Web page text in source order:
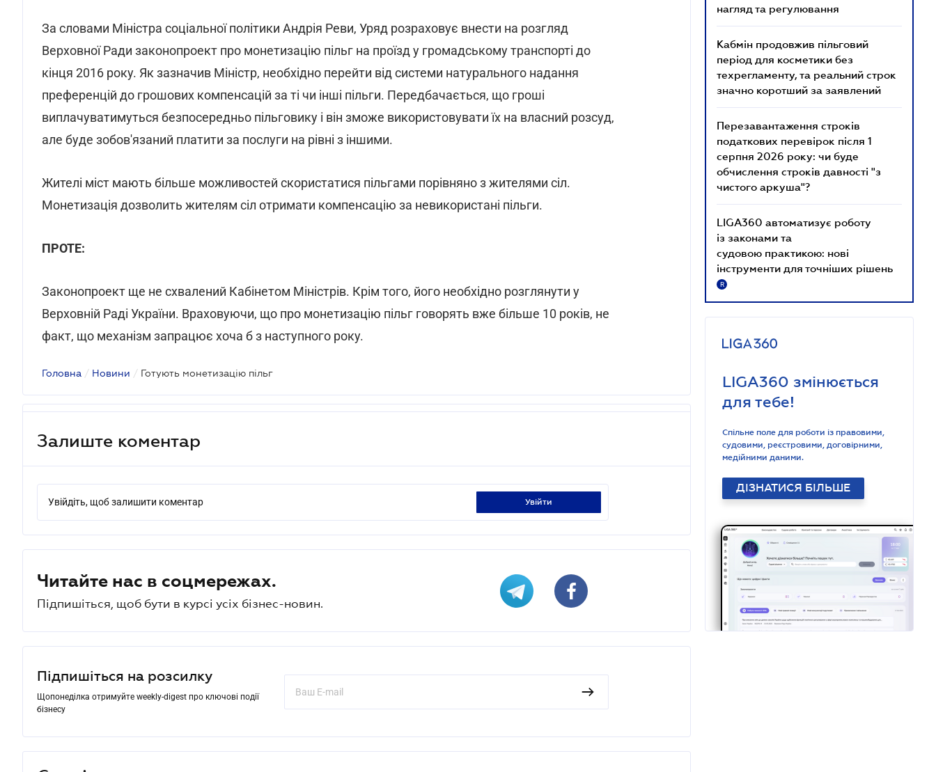
За словами Міністра соціальної політики Андрія Реви, Уряд розраховує внести на розгляд
Верховної Ради законопроект про монетизацію пільг на проїзд у громадському транспорті до
кінця 2016 року. Як зазначив Міністр, необхідно перейти від системи натурального надання
преференцій до грошових компенсацій за ті чи інші пільги. Передбачається, що гроші
виплачуватимуться безпосередньо пільговику і він зможе використовувати їх на власний розсуд,
але буде зобов'язаний платити за послуги на рівні з іншими.
Жителі міст мають більше можливостей скористатися пільгами порівняно з жителями сіл.
Монетизація дозволить жителям сіл отримати компенсацію за невикористані пільги.
ПРОТЕ:
Законопроект ще не схвалений Кабінетом Міністрів. Крім того, його необхідно розглянути у
Верховній Раді України. Враховуючи, що про монетизацію пільг говорять вже більше 10 років, не
факт, що механізм запрацює хоча б з наступного року.
Головна / Новини / Готують монетизацію пільг
Залиште коментар
Увійдіть, щоб залишити коментар увійти
Читайте нас в соцмережах.
Підпишіться, щоб бути в курсі усіх бізнес-новин.
Підпишіться на розсилку
Щопонеділка отримуйте weekly-digest про ключові події
бізнесу
нагляд та регулювання
Кабмін продовжив пільговий
період для косметики без
техрегламенту, та реальний строк
значно коротший за заявлений
Перезавантаження строків
податкових перевірок після 1
серпня 2026 року: чи буде
обчислення строків давності "з
чистого аркуша"?
LIGA360 автоматизує роботу
із законами та
судовою практикою: нові
інструменти для точніших рішень
R
LIGA360 змінюється
для тебе!
Спільне поле для роботи із правовими,
судовими, реєстровими, договірними,
медійними даними.
ДІЗНАТИСЯ БІЛЬШЕ